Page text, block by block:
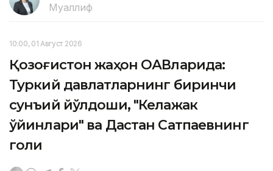
Муаллиф
10:00, 01 Август 2026
Қозоғистон жаҳон ОАВларида:
Туркий давлатларнинг биринчи
сунъий йўлдоши, "Келажак
ўйинлари" ва Дастан Сатпаевнинг
голи